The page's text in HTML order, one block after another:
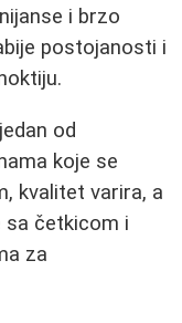
i brzo
postojanosti i
od
koje se
kvalitet varira, a
sa četkicom i
za